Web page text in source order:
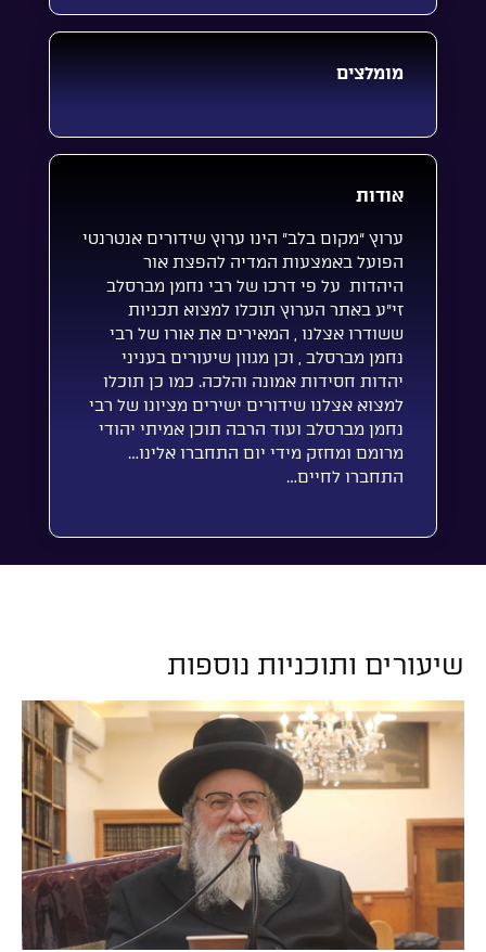
מומלצים
אודות
ערוץ “מקום בלב” הינו ערוץ שידורים אנטרנטי
הפועל באמצעות המדיה להפצת אור
היהדות על פי דרכו של רבי נחמן מברסלב
זי”ע באתר הערוץ תוכלו למצוא תכניות
ששודרו אצלנו , המאירים את אורו של רבי
נחמן מברסלב , וכן מגוון שיעורים בעניני
יהדות חסידות אמונה והלכה. כמו כן תוכלו
למצוא אצלנו שידורים ישירים מציונו של רבי
נחמן מברסלב ועוד הרבה תוכן אמיתי יהודי
מרומם ומחזק מידי יום התחברו אלינו…
התחברו לחיים…
שיעורים ותוכניות נוספות